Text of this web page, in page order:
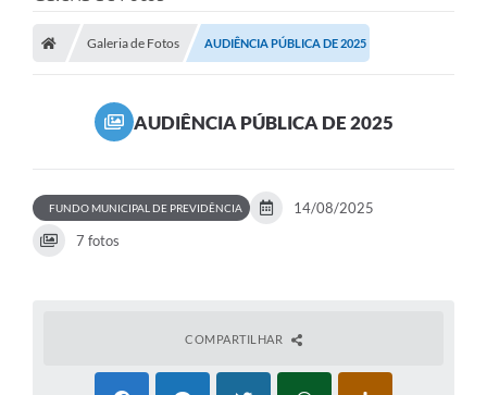
Galeria de Fotos AUDIÊNCIA PÚBLICA DE 2025
AUDIÊNCIA PÚBLICA DE 2025
FUNDO MUNICIPAL DE PREVIDÊNCIA
14/08/2025
7 fotos
COMPARTILHAR